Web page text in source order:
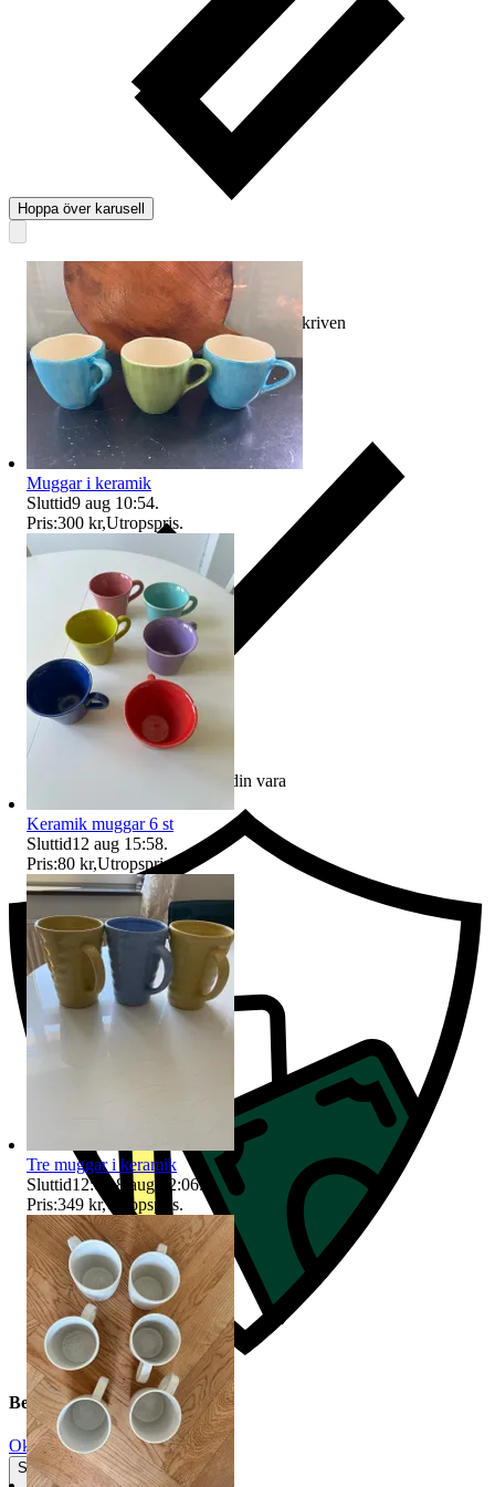
Ersättning om varan inte är som beskriven
Ersättning om du inte får din vara
Beskrivning
Okej använt skick
Synliga tecken på slitage
Hoppa över karusell
Muggar i keramik
Sluttid9 aug 10:54.
Pris:300 kr,Utropspris.
Keramik muggar 6 st
Sluttid12 aug 15:58.
Pris:80 kr,Utropspris.
Tre muggar i keramik
Sluttid12:06 8 aug 12:06.
Pris:349 kr,Utropspris.